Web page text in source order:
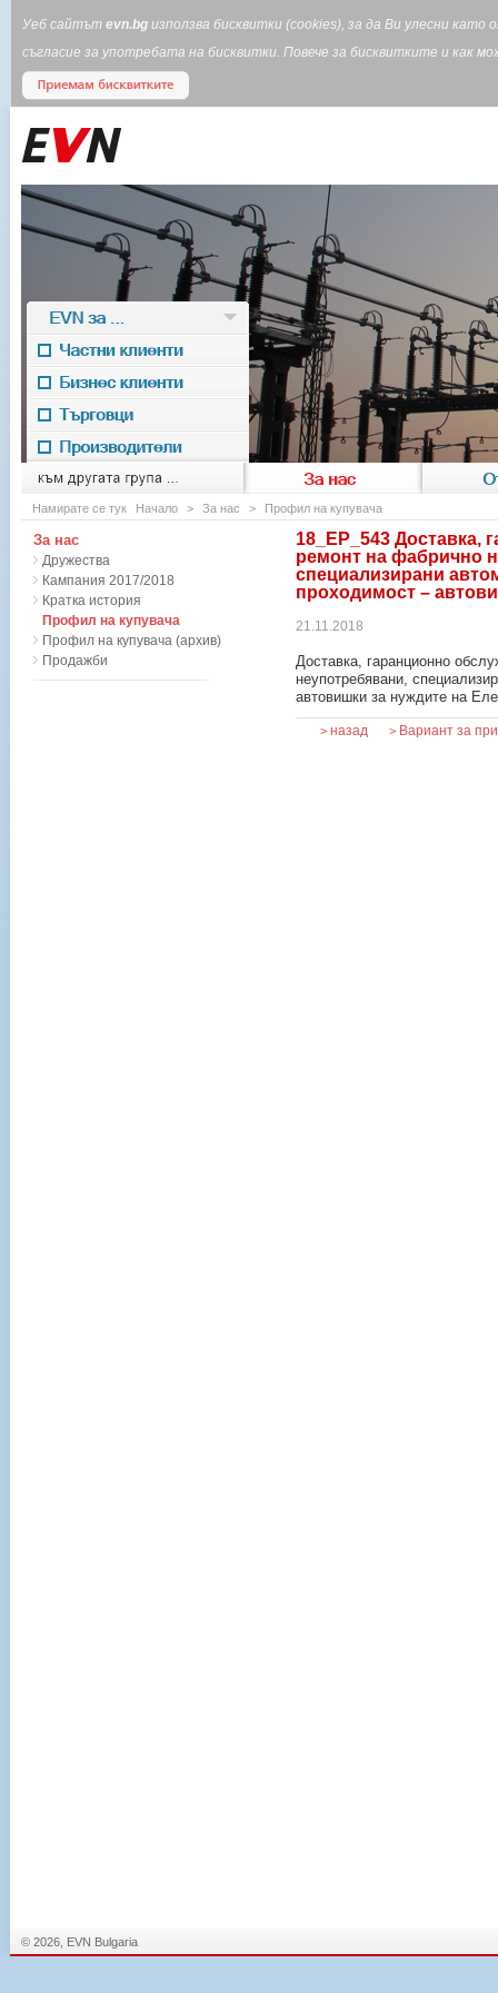
Уеб сайтът evn.bg използва бисквитки (cookies), за да Ви улесни
съгласие за употребата на бисквитки. Повече за бисквитките и
към другата група ... За нас
EVN for
EVN за ...
Частни клиенти
Бизнес клиенти
Търговци
Производители
Намирате се тук Начало > За нас > Профил на купувача
18_EP_543 Доставка,
ремонт на фабрично
специализирани
проходимост –
21.11.2018
Доставка, гаранционно
неупотребявани,
автовишки за нуждите на
> назад > Вариант за
За нас
Дружества
Кампания 2017/2018
Кратка история
Профил на купувача
Профил на купувача (архив)
Продажби
© 2026, EVN Bulgaria